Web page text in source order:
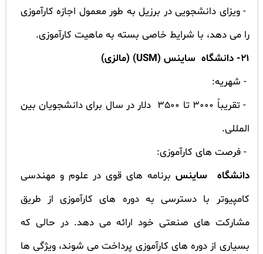
- ویزای دانشجویی در برزیل به طور معمول اجازه کارآموزی
را می دهد، با شرایط خاصی بسته به ماهیت کارآموزی.
21- دانشگاه ساینس (
USM) (مالزی)
- شهریه:
- تقریباً 3000 تا 3500 دلار در سال برای دانشجویان بین
المللی.
- فرصت های کارآموزی:
دانشگاه ساینس برنامه های قوی در علوم و مهندسی
کامپیوتر با دسترسی به دوره های کارآموزی از طریق
مشارکت های صنعتی خود ارائه می دهد. در حالی که
بسیاری از دوره های کارآموزی پرداخت می شوند، ویژگی ها